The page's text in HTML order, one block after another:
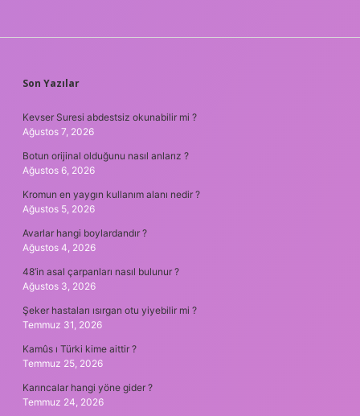
SIDEBAR
Son Yazılar
Kevser Suresi abdestsiz okunabilir mi ?
Ağustos 7, 2026
Botun orijinal olduğunu nasıl anlarız ?
Ağustos 6, 2026
Kromun en yaygın kullanım alanı nedir ?
Ağustos 5, 2026
Avarlar hangi boylardandır ?
Ağustos 4, 2026
48’in asal çarpanları nasıl bulunur ?
Ağustos 3, 2026
Şeker hastaları ısırgan otu yiyebilir mi ?
Temmuz 31, 2026
Kamûs ı Türki kime aittir ?
Temmuz 25, 2026
Karıncalar hangi yöne gider ?
Temmuz 24, 2026